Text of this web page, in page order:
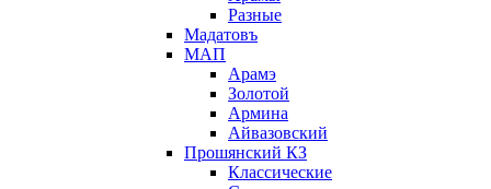
Разные
Мадатовъ
МАП
Арамэ
Золотой
Армина
Айвазовский
Прошянский КЗ
Классические